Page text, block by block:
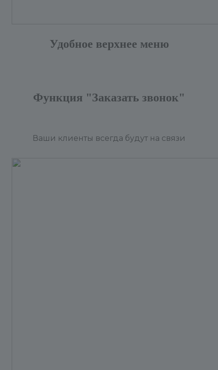
Удобное верхнее меню
Функция "Заказать звонок"
Ваши клиенты всегда будут на связи